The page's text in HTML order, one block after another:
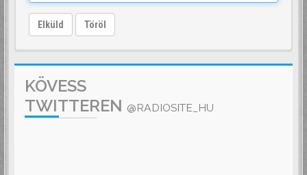
Elküld Töröl
KÖVESS
TWITTEREN @RADIOSITE_HU